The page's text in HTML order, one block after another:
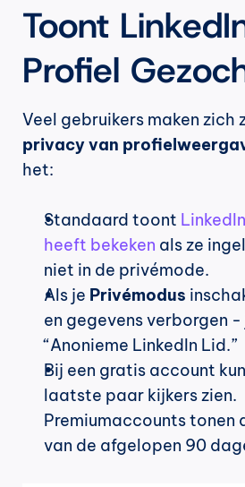
Toont
Profiel
privacy van
het:
Standaard toont
heeft bekeken als ze
niet in de privémode.
Als je Privémodus
en gegevens verborgen
“Anonieme LinkedIn Lid.”
Bij een gratis account
laatste paar kijkers zien.
Premiumaccounts tonen
van de afgelopen 90